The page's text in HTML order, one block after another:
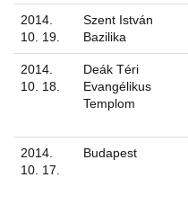
2014.
10. 19.
Szent István
Bazilika
2014.
10. 18.
Deák Téri
Evangélikus
Templom
2014.
10. 17.
Budapest